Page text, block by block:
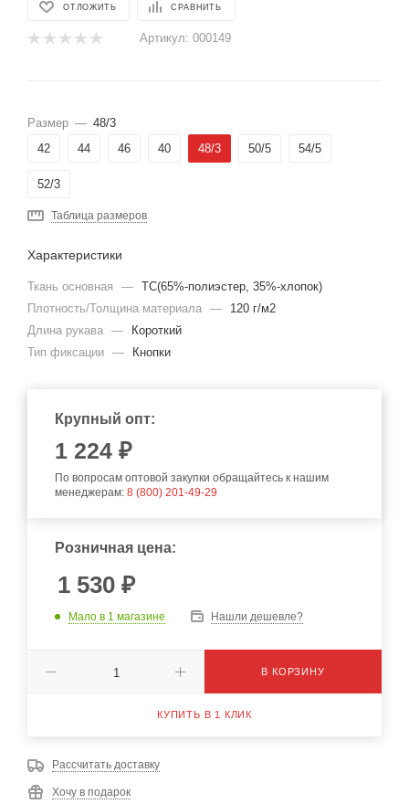
ОТЛОЖИТЬ СРАВНИТЬ
Артикул: 000149
Размер — 48/3
42
44 46 40 48/3 50/5 54/5
52/3
Таблица размеров
Характеристики
Ткань основная — TC(65%-полиэстер, 35%-хлопок)
Плотность/Толщина материала —
120 г/м2
Длина рукава —
Короткий
Тип фиксации — Кнопки
Крупный опт:
1 224 ₽
По вопросам оптовой закупки обращайтесь к нашим
менеджерам: 8 (800) 201-49-29
Розничная цена:
1 530 ₽
Мало в 1 магазине Нашли дешевле?
В КОРЗИНУ
КУПИТЬ В 1 КЛИК
Рассчитать доставку
Хочу в подарок